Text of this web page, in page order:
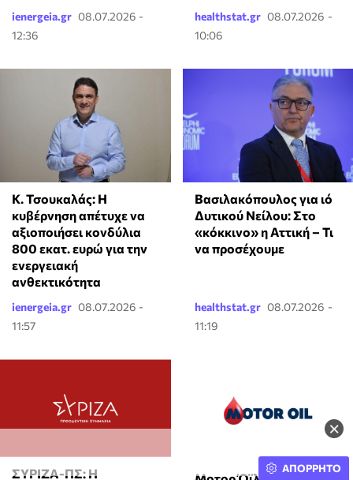
×
ienergeia.gr 08.07.2026 -
12:36
healthstat.gr 08.07.2026 -
10:06
Κ. Τσουκαλάς: Η
κυβέρνηση απέτυχε να
αξιοποιήσει κονδύλια
800 εκατ. ευρώ για την
ενεργειακή
ανθεκτικότητα
ienergeia.gr 08.07.2026 -
11:57
Βασιλακόπουλος για ιό
Δυτικού Νείλου: Στο
«κόκκινο» η Αττική – Τι
να προσέχουμε
healthstat.gr 08.07.2026 -
11:19
ΣΥΡΙΖΑ-ΠΣ: Η ΑΠΟΡΡΗΤΟ